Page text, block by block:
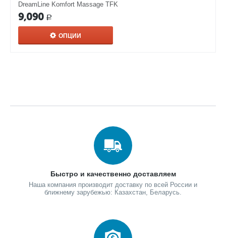
DreamLine Komfort Massage TFK
9,090 Р
ОПЦИИ
Быстро и качественно доставляем
Наша компания производит доставку по всей России и
ближнему зарубежью: Казахстан, Беларусь.